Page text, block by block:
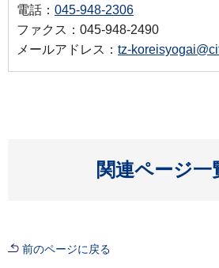
電話： 045-948-2306
ファクス：045-948-2490
メールアドレス： tz-
関連ページ一
開く
前のページに戻る